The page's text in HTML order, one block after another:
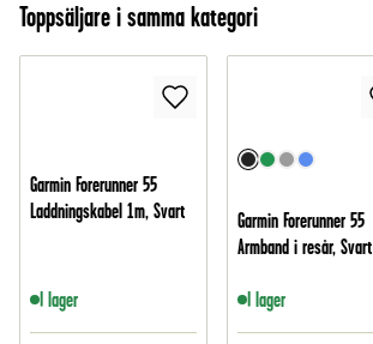
Toppsäljare i samma kategori
Garmin Forerunner 55
Laddningskabel 1m, Svart
I lager
Garmin Forerunner 55
Armband i resår, Svart
I lager